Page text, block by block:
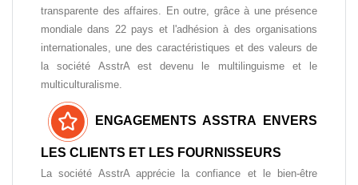
transparente des affaires. En outre, grâce à une présence
mondiale dans 22 pays et l'adhésion à des organisations
internationales, une des caractéristiques et des valeurs de
la société AsstrA est devenu le multilinguisme et le
multiculturalisme.
ENGAGEMENTS ASSTRA ENVERS
LES CLIENTS ET LES FOURNISSEURS
La société AsstrA apprécie la confiance et le bien-être